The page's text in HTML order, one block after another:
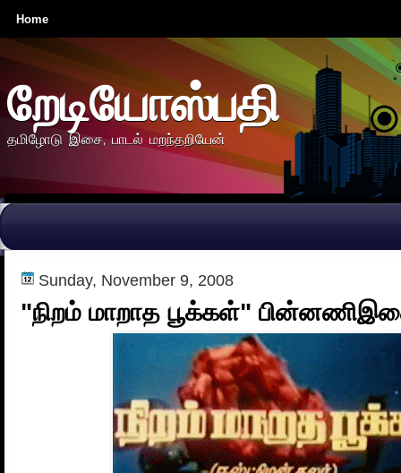
Home
றேடியோஸ்பதி
தமிழோடு இசை, பாடல் மறந்தறியேன்
Sunday, November 9, 2008
"நிறம் மாறாத பூக்கள்"